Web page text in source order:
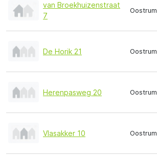
van Broekhuizenstraat
7
Oostrum
De Horik 21 Oostrum
Herenpasweg 20 Oostrum
Vlasakker 10 Oostrum